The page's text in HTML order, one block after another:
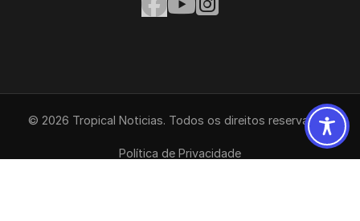
© 2026 Tropical Noticias. Todos os direitos reservados.
Política de Privacidade